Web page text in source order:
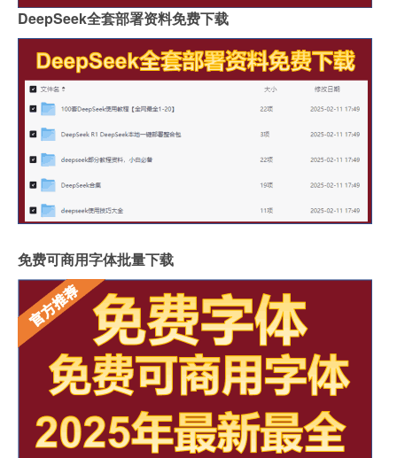
DeepSeek全套部署资料免费下载
免费可商用字体批量下载